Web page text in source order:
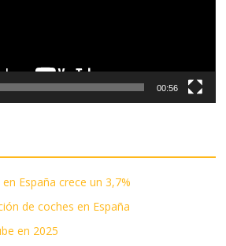
00:56
España crece un 3,7%
de coches en España
en 2025